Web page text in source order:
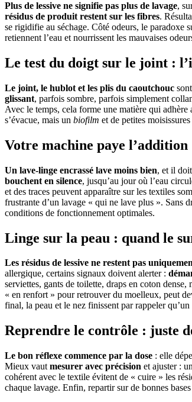
Plus de lessive ne signifie pas plus de lavage,
résidus de produit restent sur les fibres.
se rigidifie au séchage. Côté odeurs, le paradoxe
retiennent l’eau et nourrissent les mauvaises
Le test du doigt sur le joint :
Le joint, le hublot et les plis du caoutchouc
glissant, parfois sombre, parfois simplement
Avec le temps, cela forme une matière qui
s’évacue, mais un biofilm et de petites
Votre machine paye
Un lave-linge encrassé lave moins bien, et il
bouchent en silence, jusqu’au jour où l’eau
et des traces peuvent apparaître sur les textiles
frustrante d’un lavage « qui ne lave plus ». Sans
conditions de fonctionnement optimales.
Linge sur la peau : quand le
Les résidus de lessive ne restent pas
allergique, certains signaux doivent alerter :
serviettes, gants de toilette, draps en coton
« en renfort » pour retrouver du moelleux, peut
final, la peau et le nez finissent par rappeler
Reprendre le contrôle : juste
Le bon réflexe commence par la dose : elle
Mieux vaut mesurer avec précision et ajuster :
cohérent avec le textile évitent de « cuire » les
chaque lavage. Enfin, repartir sur de bonnes